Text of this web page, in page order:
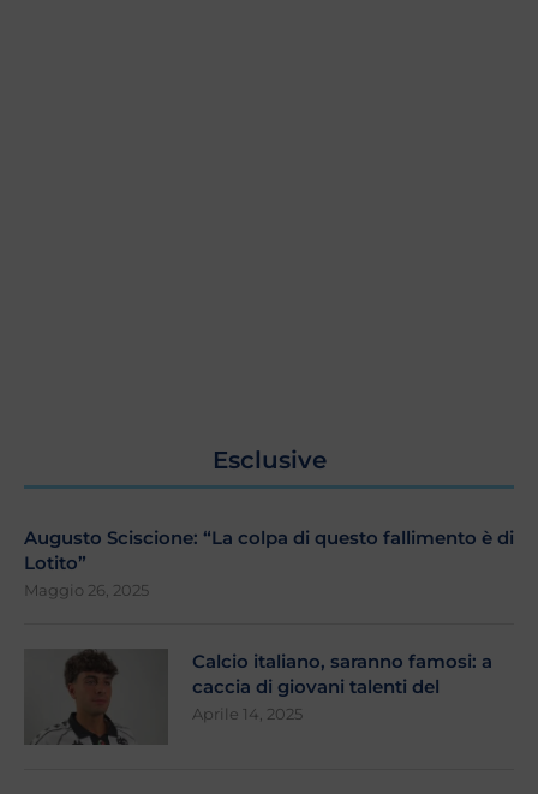
Esclusive
Augusto Sciscione: “La colpa di questo fallimento è di
Lotito”
Maggio 26, 2025
Calcio italiano, saranno famosi: a
caccia di giovani talenti del
Aprile 14, 2025